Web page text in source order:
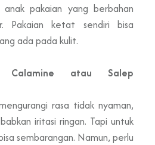
pakaian yang berbahan
Pakaian ketat sendiri bisa
ada pada kulit.
Calamine atau Salep
rasa tidak nyaman,
iritasi ringan. Tapi untuk
sembarangan. Namun, perlu